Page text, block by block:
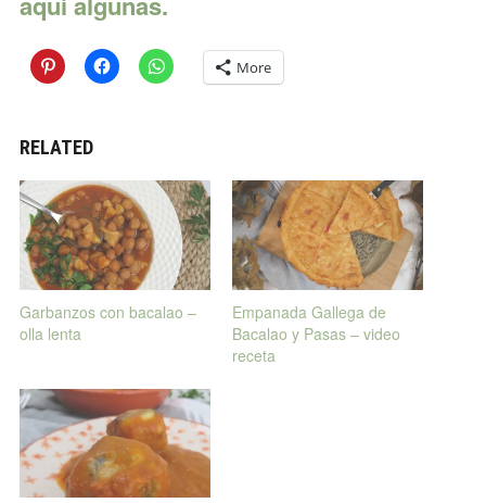
More
RELATED
Garbanzos con bacalao –
olla lenta
Empanada Gallega de
Bacalao y Pasas – video
receta